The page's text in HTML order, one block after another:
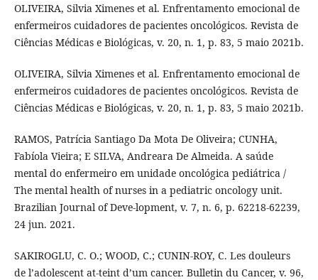
OLIVEIRA, Silvia Ximenes et al. Enfrentamento emocional de
enfermeiros cuidadores de pacientes oncológicos. Revista de
Ciências Médicas e Biológicas, v. 20, n. 1, p. 83, 5 maio 2021b.
OLIVEIRA, Silvia Ximenes et al. Enfrentamento emocional de
enfermeiros cuidadores de pacientes oncológicos. Revista de
Ciências Médicas e Biológicas, v. 20, n. 1, p. 83, 5 maio 2021b.
RAMOS, Patrícia Santiago Da Mota De Oliveira; CUNHA,
Fabíola Vieira; E SILVA, Andreara De Almeida. A saúde
mental do enfermeiro em unidade oncológica pediátrica /
The mental health of nurses in a pediatric oncology unit.
Brazilian Journal of Deve-lopment, v. 7, n. 6, p. 62218-62239,
24 jun. 2021.
SAKIROGLU, C. O.; WOOD, C.; CUNIN-ROY, C. Les douleurs
de l’adolescent at-teint d’um cancer. Bulletin du Cancer, v. 96,